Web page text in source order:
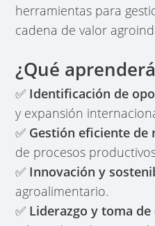
herramientas para
cadena de valor
¿Qué
✅ Identificación de
y expansión
✅ Gestión eficiente de
de procesos
✅ Innovación y
agroalimentario.
✅ Liderazgo y toma